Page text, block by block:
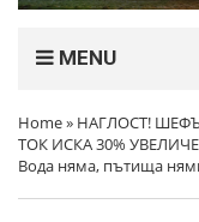
MENU
Home» НАГЛОСТ!
ТОК ИСКА 30%
Вода няма, пътища